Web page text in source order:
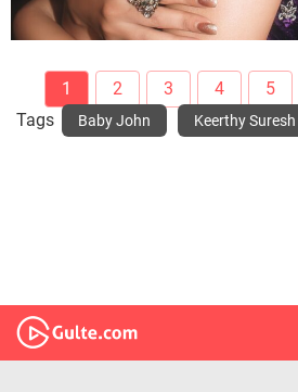
1 2 3 4 5
Tags
Baby John Keerthy Suresh